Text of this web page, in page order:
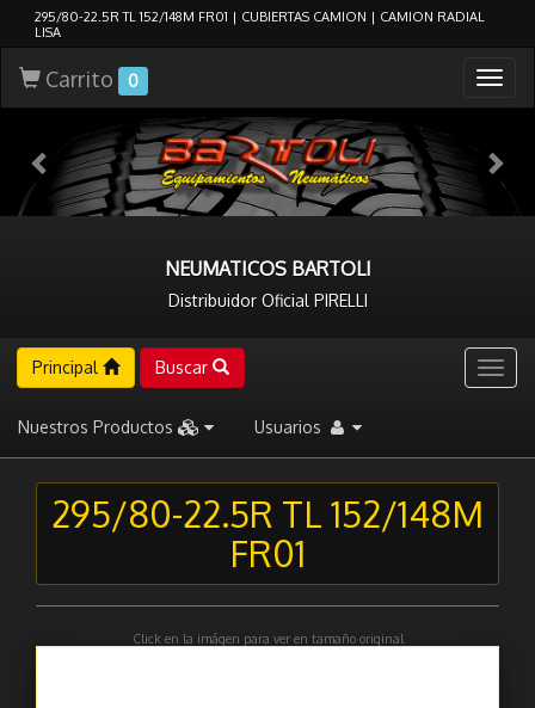
295/80-22.5R TL 152/148M FR01 | CUBIERTAS CAMION | CAMION RADIAL
LISA
Carrito 0
NEUMATICOS BARTOLI
Distribuidor Oficial PIRELLI
Principal Buscar
Nuestros Productos Usuarios
295/80-22.5R TL 152/148M
FR01
Click en la imágen para ver en tamaño original